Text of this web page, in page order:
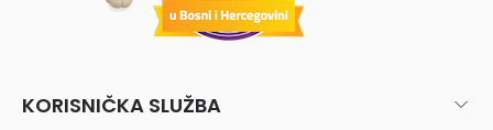
KORISNIČKA SLUŽBA